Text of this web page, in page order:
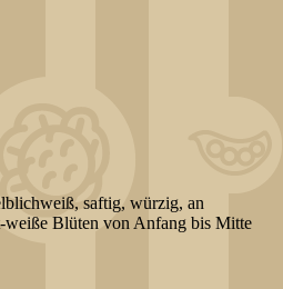
saftig, würzig, an
Blüten von Anfang bis Mitte